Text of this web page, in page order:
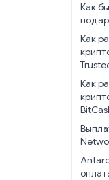
Как
Как
Как